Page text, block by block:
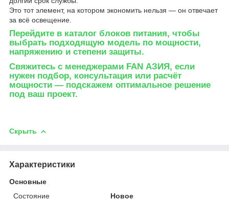
Это тот элемент, на котором экономить нельзя — он отвечает
за всё освещение.
Перейдите в каталог блоков питания, чтобы
выбрать подходящую модель по мощности,
напряжению и степени защиты.
Свяжитесь с менеджерами FAN АЗИЯ , если
нужен подбор, консультация или расчёт
мощности — подскажем оптимальное решение
под ваш проект.
Скрыть
Характеристики
Основные
Состояние
Новое